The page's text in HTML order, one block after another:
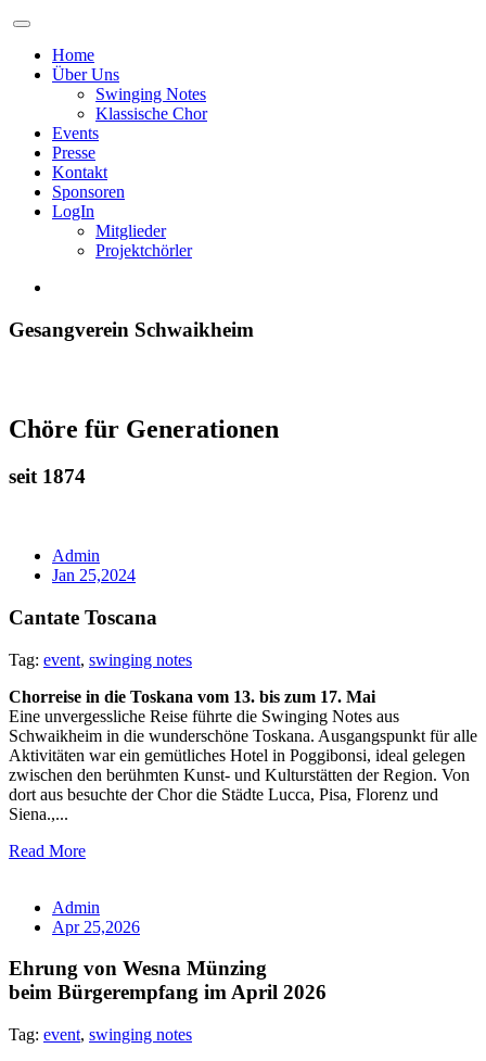
Home
Über Uns
Swinging Notes
Klassische Chor
Events
Presse
Kontakt
Sponsoren
LogIn
Mitglieder
Projektchörler
Gesangverein Schwaikheim
Chöre für Generationen
seit 1874
Admin
Jan 25,2024
Cantate Toscana
Tag: event, swinging notes
Chorreise in die Toskana vom 13. bis zum 17. Mai
Eine unvergessliche Reise führte die Swinging Notes aus
Schwaikheim in die wunderschöne Toskana. Ausgangspunkt für alle
Aktivitäten war ein gemütliches Hotel in Poggibonsi, ideal gelegen
zwischen den berühmten Kunst- und Kulturstätten der Region. Von
dort aus besuchte der Chor die Städte Lucca, Pisa, Florenz und
Siena.,...
Read More
Admin
Apr 25,2026
Ehrung von Wesna Münzing
beim Bürgerempfang im April 2026
Tag: event, swinging notes